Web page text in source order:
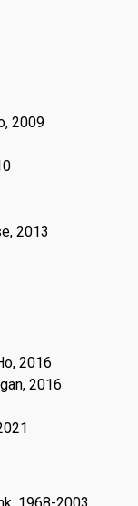
2009
2013
2016
2016